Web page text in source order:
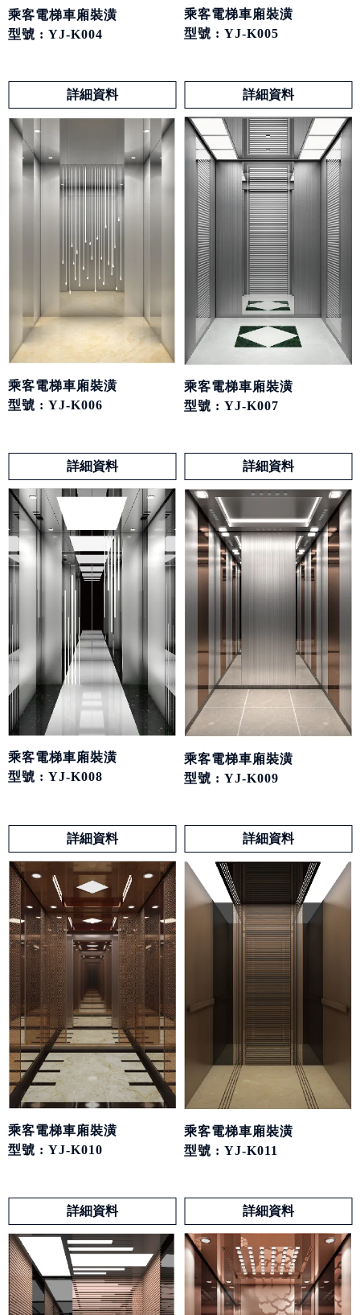
乘客電梯車廂裝潢
型號 : YJ-K004
詳細資料
乘客電梯車廂裝潢
型號 : YJ-K005
詳細資料
乘客電梯車廂裝潢
型號 : YJ-K006
詳細資料
乘客電梯車廂裝潢
型號 : YJ-K007
詳細資料
乘客電梯車廂裝潢
型號 : YJ-K008
詳細資料
乘客電梯車廂裝潢
型號 : YJ-K009
詳細資料
乘客電梯車廂裝潢
型號 : YJ-K010
詳細資料
乘客電梯車廂裝潢
型號 : YJ-K011
詳細資料